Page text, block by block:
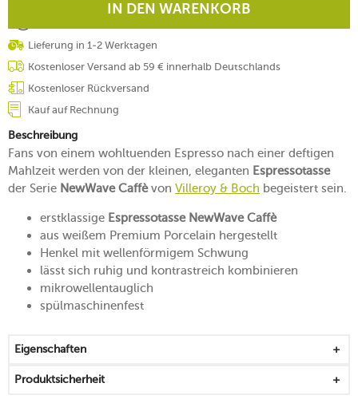
IN DEN WARENKORB
Lieferung in 1-2 Werktagen
Kostenloser Versand ab 59 € innerhalb Deutschlands
Kostenloser Rückversand
Kauf auf Rechnung
Beschreibung
Fans von einem wohltuenden Espresso nach einer deftigen
Mahlzeit werden von der kleinen, eleganten Espressotasse
der Serie NewWave Caffèvon Villeroy & Boch begeistert sein.
erstklassige Espressotasse NewWave Caffè
aus weißem Premium Porcelain hergestellt
Henkel mit wellenförmigem Schwung
lässt sich ruhig und kontrastreich kombinieren
mikrowellentauglich
spülmaschinenfest
Eigenschaften
Produktsicherheit